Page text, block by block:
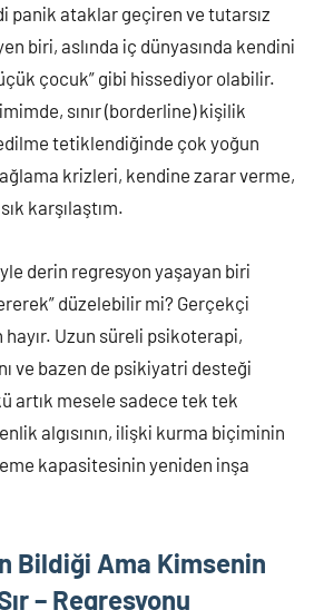
panik ataklar geçiren ve tutarsız
biri, aslında iç dünyasında kendini
çocuk” gibi hissediyor olabilir.
sınır (borderline) kişilik
tetiklendiğinde çok yoğun
krizleri, kendine zarar verme,
karşılaştım.
derin regresyon yaşayan biri
düzelebilir mi? Gerçekçi
hayır. Uzun süreli psikoterapi,
ve bazen de psikiyatri desteği
artık mesele sadece tek tek
algısının, ilişki kurma biçiminin
kapasitesinin yeniden inşa
Bildiği Ama Kimsenin
– Regresyonu